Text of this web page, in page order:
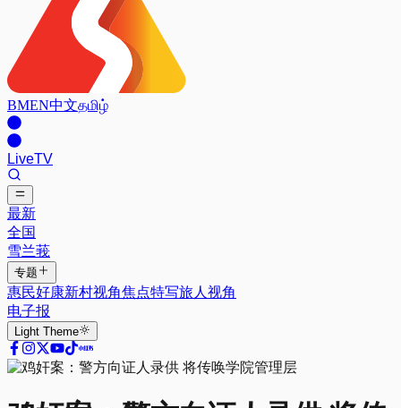
BMEN中文தமிழ்
LiveTV
最新
全国
雪兰莪
专题
惠民好康新村视角焦点特写旅人视角
电子报
Light Theme